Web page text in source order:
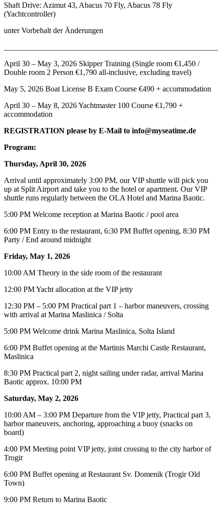
Shaft Drive: Azimut 43, Abacus 70 Fly, Abacus 78 Fly
(Yachtcontroller)
unter Vorbehalt der Änderungen
April 30 – May 3, 2026 Skipper Training (Single room €1,450 /
Double room 2 Person €1,790 all-inclusive, excluding travel)
May 5, 2026 Boat License B Exam Course €490 + accommodation
April 30 – May 8, 2026 Yachtmaster 100 Course €1,790 +
accommodation
REGISTRATION please by E-Mail to info@myseatime.de
Program:
Thursday, April 30, 2026
Arrival until approximately 3:00 PM, our VIP shuttle will pick you
up at Split Airport and take you to the hotel or apartment. Our VIP
shuttle runs regularly between the OLA Hotel and Marina Baotic.
5:00 PM Welcome reception at Marina Baotic / pool area
6:00 PM Entry to the restaurant, 6:30 PM Buffet opening, 8:30 PM
Party / End around midnight
Friday, May 1, 2026
10:00 AM Theory in the side room of the restaurant
12:00 PM Yacht allocation at the VIP jetty
12:30 PM – 5:00 PM Practical part 1 – harbor maneuvers, crossing
with arrival at Marina Maslinica / Solta
5:00 PM Welcome drink Marina Maslinica, Solta Island
6:00 PM Buffet opening at the Martinis Marchi Castle Restaurant,
Maslinica
8:30 PM Practical part 2, night sailing under radar, arrival Marina
Baotic approx. 10:00 PM
Saturday, May 2, 2026
10:00 AM – 3:00 PM Departure from the VIP jetty, Practical part 3,
harbor maneuvers, anchoring, approaching a buoy (snacks on
board)
4:00 PM Meeting point VIP jetty, joint crossing to the city harbor of
Trogir
6:00 PM Buffet opening at Restaurant Sv. Domenik (Trogir Old
Town)
9:00 PM Return to Marina Baotic